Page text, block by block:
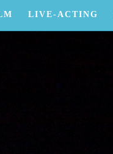
LIVE-ACTING